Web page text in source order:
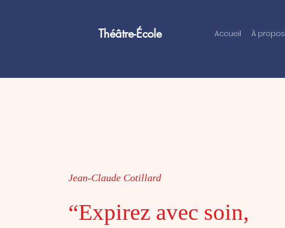
Théâtre-École Accueil À propos
Jean-Claude Cotillard
“Expirez avec soin,